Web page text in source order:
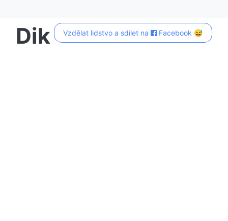
Vzdělat lidstvo a sdílet na Facebook 😅
Dik